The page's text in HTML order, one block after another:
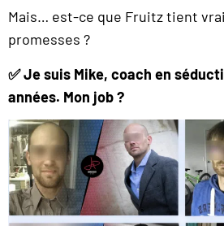
Mais… est-ce que Fruitz tient
promesses ?
✅ Je suis Mike, coach en
années. Mon job ?